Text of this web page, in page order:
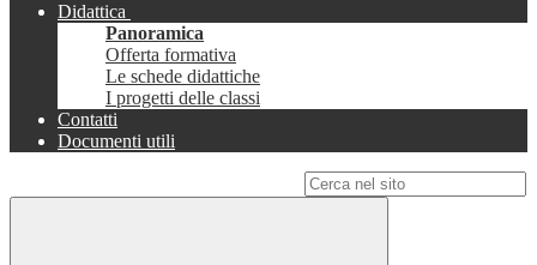
Didattica
Panoramica
Offerta formativa
Le schede didattiche
I progetti delle classi
Contatti
Documenti utili